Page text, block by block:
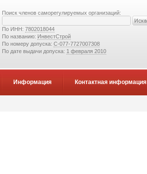
Поиск членов саморегулируемых организаций:
По ИНН: 7802018044
По названию: ИнвестСтрой
По номеру допуска: С-077-7727007308
По дате выдачи допуска: 1 февраля 2010
Информация Контактная информация